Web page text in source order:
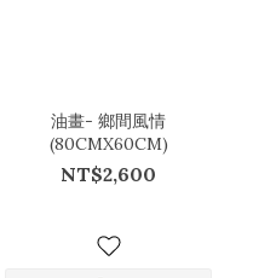
油畫- 鄉間風情
(80CMX60CM)
NT$2,600